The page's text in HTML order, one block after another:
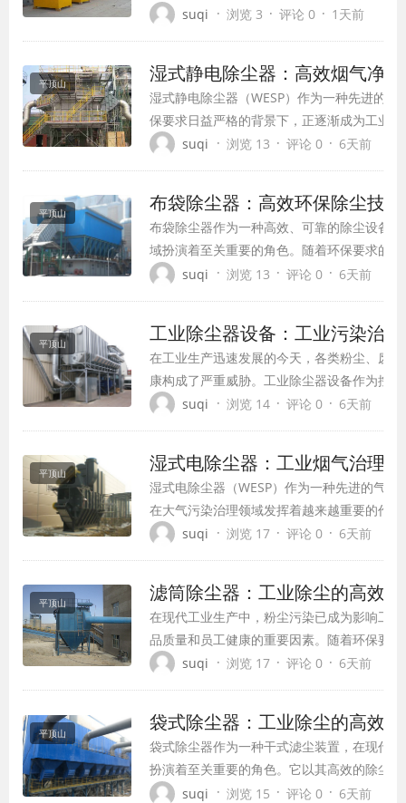
产、运输和储存过程中会产生大量粉尘，不
suqi · 浏览 3 · 评论 0 · 1天前
平顶山 湿式静电除尘器：高效烟气净
湿式静电除尘器（WESP）作为一种先进的烟
保要求日益严格的背景下，正逐渐成为工业
行业不可或缺的环保技术。本文将全面介绍
suqi · 浏览 13 · 评论 0 · 6天前
平顶山 布袋除尘器：高效环保除尘技
布袋除尘器作为一种高效、可靠的除尘设备
域扮演着至关重要的角色。随着环保要求的
器凭借其卓越的除尘性能和广泛的应用范围
suqi · 浏览 13 · 评论 0 · 6天前
平顶山 工业除尘器设备：工业污染治
在工业生产迅速发展的今天，各类粉尘、废
康构成了严重威胁。工业除尘器设备作为控
生产环境的关键设备，已成为现代工业生产
环境的污染，实现了经济效益与环...
suqi · 浏览 14 · 评论 0 · 6天前
平顶山 湿式电除尘器：工业烟气治理
湿式电除尘器（WESP）作为一种先进的气体
在大气污染治理领域发挥着越来越重要的作
除尘器相比，湿式电除尘器在处理含湿气体
suqi · 浏览 17 · 评论 0 · 6天前
平顶山 滤筒除尘器：工业除尘的高效
在现代工业生产中，粉尘污染已成为影响工
品质量和员工健康的重要因素。随着环保要
高和工业技术的进步，滤筒除尘器作为一种
用领域及发展趋势。
suqi · 浏览 17 · 评论 0 · 6天前
平顶山 袋式除尘器：工业除尘的高效
袋式除尘器作为一种干式滤尘装置，在现代
扮演着至关重要的角色。它以其高效的除尘
的适应性和稳定的工作特性，成为各类工业
suqi · 浏览 15 · 评论 0 · 6天前